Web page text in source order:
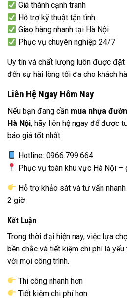
Giá thành cạnh tranh
Hỗ trợ kỹ thuật tận tình
Giao hàng nhanh tại Hà Nội
Phục vụ chuyên nghiệp 24/7
Uy tín và chất lượng luôn được đặt
đến sự hài lòng tối đa cho khách
Liên Hệ Ngay Hôm Nay
Nếu bạn đang cần mua nhựa
Hà Nội, hãy liên hệ ngay để được
báo giá tốt nhất.
Hotline: 0966.799.664
Phục vụ toàn khu vực Hà Nội –
Hỗ trợ khảo sát và tư vấn
2 giờ.
Kết Luận
Trong thời đại hiện nay, việc lựa
bền chắc và tiết kiệm chi phí là
với mọi công trình.
Thi công nhanh hơn
Tiết kiệm chi phí hơn